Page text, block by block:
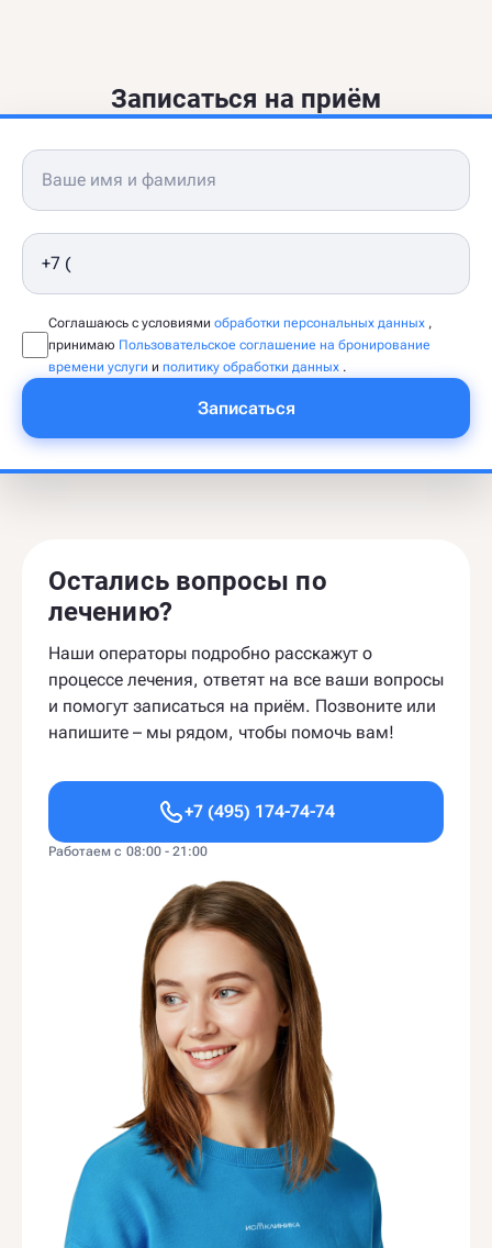
Записаться на приём
Соглашаюсь с условиями обработки персональных данных ,
принимаю Пользовательское соглашение на бронирование
времени услуги и политику обработки данных .
Записаться
Остались вопросы по
лечению?
Наши операторы подробно расскажут о
процессе лечения, ответят на все ваши вопросы
и помогут записаться на приём. Позвоните или
напишите – мы рядом, чтобы помочь вам!
+7 (495) 174-74-74
Работаем с 08:00 - 21:00